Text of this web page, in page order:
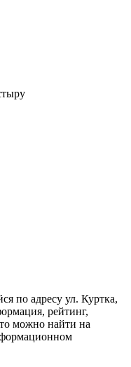
по адресу ул. Куртка,
рейтинг,
можно найти на